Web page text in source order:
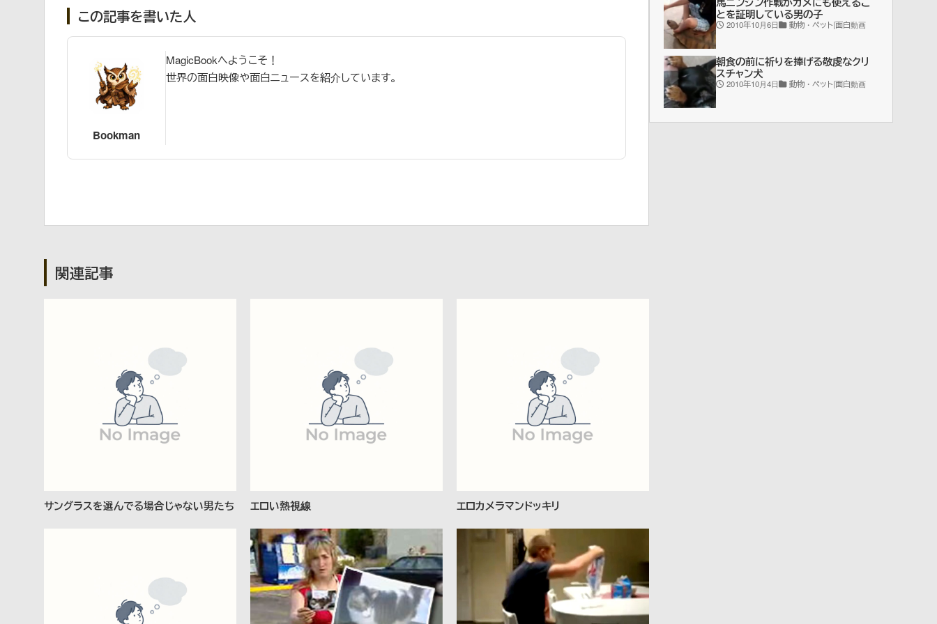
この記事を書いた人
Bookman
MagicBookへようこそ！
世界の面白映像や面白ニュースを紹介しています。
関連記事
サングラスを選んでる場合じゃない男たち エロい熱視線 エロカメラマンドッキリ
とを証明している男の子
2010年10月6日 動物・ペット|面白動画
朝食の前に祈りを捧げる敬虔なクリ
スチャン犬
2010年10月4日 動物・ペット|面白動画